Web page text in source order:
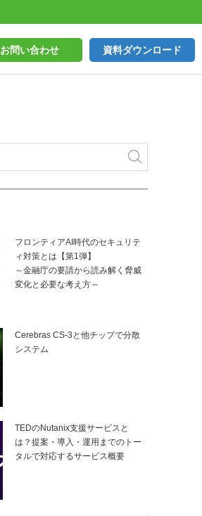
お問い合わせ 資料ダウンロード
フロンティアAI時代のセキュリテ
ィ対策とは【第1弾】
～金融庁の要請から読み解く脅威
変化と必要な考え方～
Cerebras CS-3と他チップで分散
システム
TEDのNutanix支援サービスと
は？提案・導入・運用までのトー
タルで対応するサービス概要